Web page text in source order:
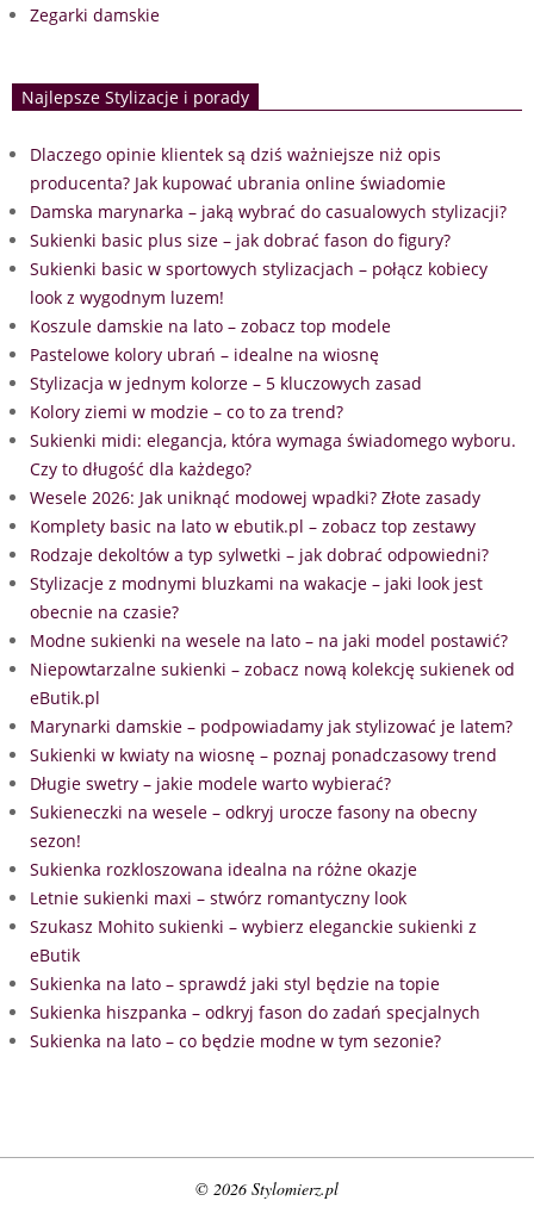
Zegarki damskie
Najlepsze Stylizacje i porady
Dlaczego opinie klientek są dziś ważniejsze niż opis
producenta? Jak kupować ubrania online świadomie
Damska marynarka – jaką wybrać do casualowych stylizacji?
Sukienki basic plus size – jak dobrać fason do figury?
Sukienki basic w sportowych stylizacjach – połącz kobiecy
look z wygodnym luzem!
Koszule damskie na lato – zobacz top modele
Pastelowe kolory ubrań – idealne na wiosnę
Stylizacja w jednym kolorze – 5 kluczowych zasad
Kolory ziemi w modzie – co to za trend?
Sukienki midi: elegancja, która wymaga świadomego wyboru.
Czy to długość dla każdego?
Wesele 2026: Jak uniknąć modowej wpadki? Złote zasady
Komplety basic na lato w ebutik.pl – zobacz top zestawy
Rodzaje dekoltów a typ sylwetki – jak dobrać odpowiedni?
Stylizacje z modnymi bluzkami na wakacje – jaki look jest
obecnie na czasie?
Modne sukienki na wesele na lato – na jaki model postawić?
Niepowtarzalne sukienki – zobacz nową kolekcję sukienek od
eButik.pl
Marynarki damskie – podpowiadamy jak stylizować je latem?
Sukienki w kwiaty na wiosnę – poznaj ponadczasowy trend
Długie swetry – jakie modele warto wybierać?
Sukieneczki na wesele – odkryj urocze fasony na obecny
sezon!
Sukienka rozkloszowana idealna na różne okazje
Letnie sukienki maxi – stwórz romantyczny look
Szukasz Mohito sukienki – wybierz eleganckie sukienki z
eButik
Sukienka na lato – sprawdź jaki styl będzie na topie
Sukienka hiszpanka – odkryj fason do zadań specjalnych
Sukienka na lato – co będzie modne w tym sezonie?
© 2026 Stylomierz.pl